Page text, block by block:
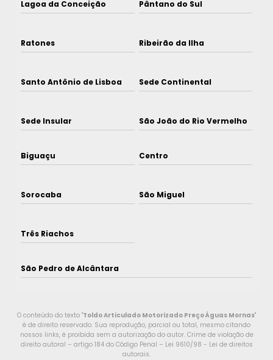
Lagoa da Conceição Pântano do Sul
Ratones Ribeirão da Ilha
Santo Antônio de Lisboa Sede Continental
Sede Insular São João do Rio Vermelho
Biguaçu Centro
Sorocaba São Miguel
Três Riachos
São Pedro de Alcântara
O conteúdo do texto "Toldo Articulado Motorizado Preço Águas Mornas"
é de direito reservado. Sua reprodução, parcial ou total, mesmo citando
nossos links, é proibida sem a autorização do autor. Crime de violação de
direito autoral – artigo 184 do Código Penal – Lei 9610/98 - Lei de direitos
autorais.